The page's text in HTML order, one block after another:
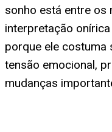
sonho está entre os
interpretação
porque ele costuma
tensão emocional,
mudanças